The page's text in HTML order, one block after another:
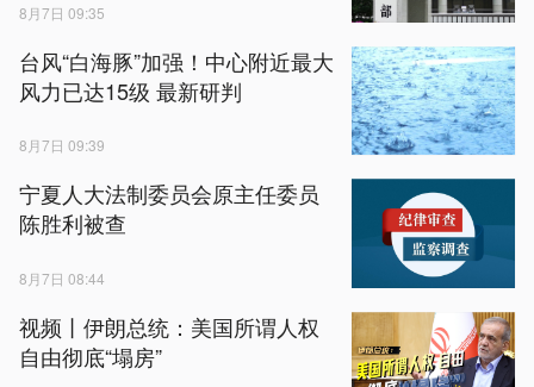
8月7日 09:35
台风“白海豚”加强！中心附近最大
风力已达15级 最新研判
8月7日 09:39
宁夏人大法制委员会原主任委员
陈胜利被查
8月7日 08:44
视频丨伊朗总统：美国所谓人权
自由彻底“塌房”